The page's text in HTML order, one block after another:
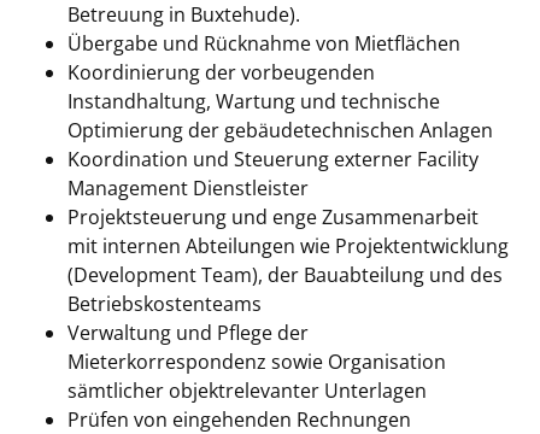
Betreuung in Buxtehude).
Übergabe und Rücknahme von Mietflächen
Koordinierung der vorbeugenden
Instandhaltung, Wartung und technische
Optimierung der gebäudetechnischen Anlagen
Koordination und Steuerung externer Facility
Management Dienstleister
Projektsteuerung und enge Zusammenarbeit
mit internen Abteilungen wie Projektentwicklung
(Development Team), der Bauabteilung und des
Betriebskostenteams
Verwaltung und Pflege der
Mieterkorrespondenz sowie Organisation
sämtlicher objektrelevanter Unterlagen
Prüfen von eingehenden Rechnungen